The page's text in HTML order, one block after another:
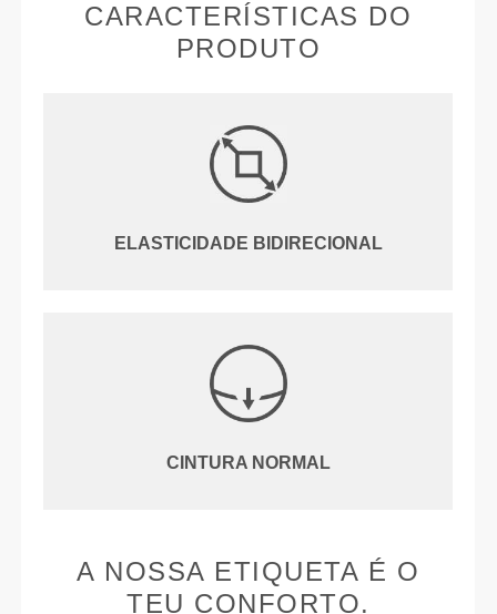
CARACTERÍSTICAS DO
PRODUTO
ELASTICIDADE BIDIRECIONAL
CINTURA NORMAL
A NOSSA ETIQUETA É O
TEU CONFORTO.